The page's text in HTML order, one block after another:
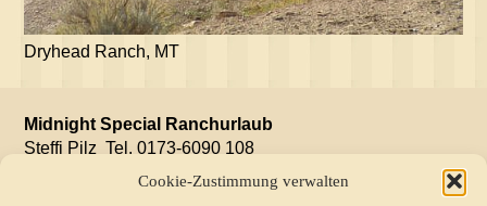
Cookie-Zustimmung verwalten
Dryhead Ranch, MT
Midnight Special Ranchurlaub
Steffi Pilz Tel. 0173-6090 108
steffi.pilz@ranchurlaub.de